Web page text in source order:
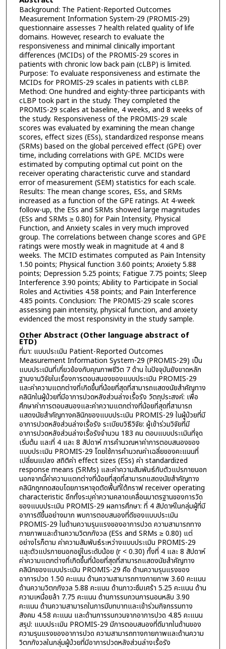
Background: The Patient-Reported Outcomes
Measurement Information System-29 (PROMIS-29)
questionnaire assesses 7 health related quality of life
domains. However, research to evaluate the
responsiveness and minimal clinically important
differences (MCIDs) of the PROMIS-29 scores in
patients with chronic low back pain (cLBP) is limited.
Purpose: To evaluate responsiveness and estimate the
MCIDs for PROMIS-29 scales in patients with cLBP.
Method: One hundred and eighty-three participants with
cLBP took part in the study. They completed the
PROMIS-29 scales at baseline, 4 weeks, and 8 weeks of
the study. Responsiveness of the PROMIS-29 scale
scores was evaluated by examining the mean change
scores, effect sizes (ESs), standardized response means
(SRMs) based on the global perceived effect (GPE) over
time, including correlations with GPE. MCIDs were
estimated by computing optimal cut point on the
receiver operating characteristic curve and standard
error of measurement (SEM) statistics for each scale.
Results: The mean change scores, ESs, and SRMs
increased as a function of the GPE ratings. At 4-week
follow-up, the ESs and SRMs showed large magnitudes
(ESs and SRMs ≥ 0.80) for Pain Intensity, Physical
Function, and Anxiety scales in very much improved
group. The correlations between change scores and GPE
ratings were mostly weak in magnitude at 4 and 8
weeks. The MCID estimates computed as Pain Intensity
1.50 points; Physical function 3.60 points; Anxiety 5.88
points; Depression 5.25 points; Fatigue 7.75 points; Sleep
Interference 3.90 points; Ability to Participate in Social
Roles and Activities 4.58 points; and Pain Interference
4.85 points. Conclusion: The PROMIS-29 scale scores
assessing pain intensity, physical function, and anxiety
evidenced the most responsivity in the study sample.
Other Abstract (Other language abstract of
ETD)
ที่มา: แบบประเมิน Patient-Reported Outcomes
Measurement Information System-29 (PROMIS-29) เป็น
แบบประเมินที่เกี่ยวข้องกับคุณภาพชีวิต 7 ด้าน ในปัจจุบันยังขาดหลัก
ฐานงานวิจัยในเรื่องการตอบสนองของแบบประเมิน PROMIS-29
และค่าความแตกต่างที่เกิดขึ้นที่น้อยที่สุดที่สามารถแสดงนัยสำคัญทาง
คลินิกในผู้ป่วยที่มีอาการปวดหลังส่วนล่างเรื้อรัง วัตถุประสงค์: เพื่อ
ศึกษาค่าการตอบสนองและค่าความแตกต่างที่น้อยที่สุดที่สามารถ
แสดงนัยสำคัญทางคลินิกของแบบประเมิน PROMIS-29 ในผู้ป่วยที่มี
อาการปวดหลังส่วนล่างเรื้อรัง ระเบียบวิธีวิจัย: ผู้เข้าร่วมวิจัยที่มี
อาการปวดหลังส่วนล่างเรื้อรังจำนวน 183 คน ตอบแบบประเมินที่จุด
เริ่มต้น และที่ 4 และ 8 สัปดาห์ การคำนวณหาค่าการตอบสนองของ
แบบประเมิน PROMIS-29 โดยใช้การคำนวณค่าเฉลี่ยของคะแนนที่
เปลี่ยนแปลง สถิติค่า effect sizes (ESs) ค่า standardized
response means (SRMs) และค่าความสัมพันธ์กับตัวแปรภายนอก
นอกจากนี้ค่าความแตกต่างที่น้อยที่สุดที่สามารถแสดงนัยสำคัญทาง
คลินิกถูกทดสอบโดยการหาจุดตัดพื้นที่ใต้กราฟ receiver operating
characteristic อีกทั้งระบุค่าความคลาดเคลื่อนมาตรฐานของการวัด
ของแบบประเมิน PROMIS-29 ผลการศึกษา: ที่ 4 สัปดาห์ในกลุ่มผู้ที่มี
อาการดีขึ้นอย่างมาก พบการตอบสนองที่ดีของแบบประเมิน
PROMIS-29 ในด้านความรุนแรงของอาการปวด ความสามารถทาง
กายภาพและด้านความวิตกกังวล (ESs and SRMs ≥ 0.80) แต่
อย่างไรก็ตาม ค่าความสัมพันธ์ระหว่างแบบประเมิน PROMIS-29
แลุะตัวแปรภายนอกอยู่ในระดับน้อย (r < 0.30) ทั้งที่ 4 และ 8 สัปดาห์
ค่าความแตกต่างที่เกิดขึ้นที่น้อยที่สุดที่สามารถแสดงนัยสำคัญทาง
คลินิกของแบบประเมิน PROMIS-29 คือ ด้านความรุนแรงของ
อาการปวด 1.50 คะแนน ด้านความสามารถทางกายภาพ 3.60 คะแนน
ด้านความวิตกกังวล 5.88 คะแนน ด้านภาวะซึมเศร้า 5.25 คะแนน ด้าน
ความเหนื่อยล้า 7.75 คะแนน ด้านการรบกวนการนอนหลับ 3.90
คะแนน ด้านความสามารถในการมีบทบาทและเข้าร่วมกิจกรรมทาง
สังคม 4.58 คะแนน และด้านการรบกวนจากอาการปวด 4.85 คะแนน
สรุป: แบบประเมิน PROMIS-29 มีการตอบสนองที่ดีมากในด้านของ
ความรุนแรงของอาการปวด ความสามารถทางกายภาพและด้านความ
วิตกกังวลในกลุ่มผู้ป่วยที่มีอาการปวดหลังส่วนล่างเรื้อรัง